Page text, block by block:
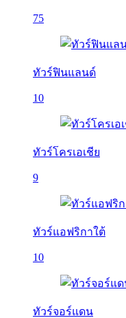
75
ทัวร์ฟินแลนด์
10
ทัวร์โครเอเชีย
9
ทัวร์แอฟริกาใต้
10
ทัวร์จอร์แดน